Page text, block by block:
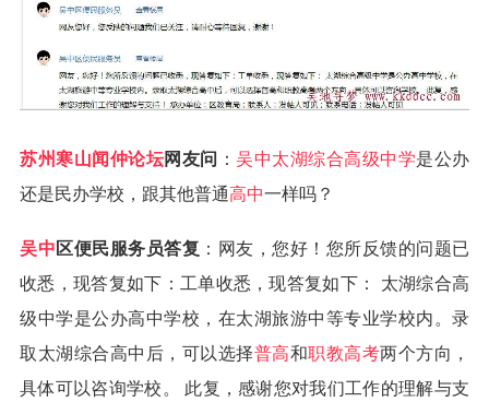
苏州寒山闻仲论坛网友问 ： 吴中太湖综合高级中学是公办
还是民办学校，跟其他普通高中一样吗？
吴中 区便民服务员答复 ：网友，您好！您所反馈的问题已
收悉，现答复如下：工单收悉，现答复如下： 太湖综合高
级中学是公办高中学校，在太湖旅游中等专业学校内。录
取太湖综合高中后，可以选择普高和职教高考两个方向，
具体可以咨询学校。 此复，感谢您对我们工作的理解与支